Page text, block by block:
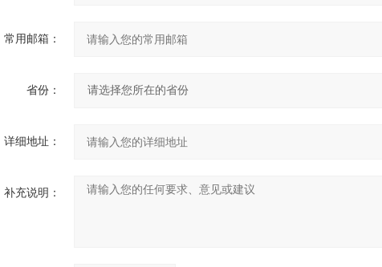
常用邮箱：
省份：
详细地址：
补充说明：